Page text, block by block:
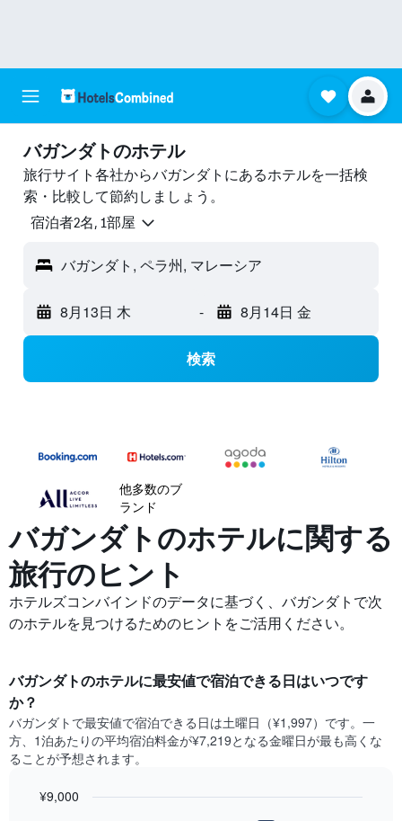
バガンダトのホテル
旅行サイト各社からバガンダトにあるホテルを一括検
索・比較して節約しましょう。
宿泊者2名, 1​部屋
バガンダト, ペラ州, マレーシア
8月13日 木 - 8月14日 金
検索
他多数のブ
ランド
バガンダトの​ホテルに関する
旅行のヒント
ホテルズコンバインドのデータに基づく、バガンダトで次
のホテルを見つけるためのヒントをご活用ください。
バガンダト​の​ホテル​に最安値で宿泊できる日はいつです
か？
バガンダト​で最安値で宿泊できる日は土曜日​（¥1,997）です。一
方、1泊あたりの平均宿泊料金が¥7,219となる金曜日​が最も高くな
ることが予想されます。
¥9,000